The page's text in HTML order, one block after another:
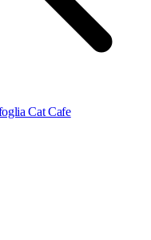
Cat Cafe